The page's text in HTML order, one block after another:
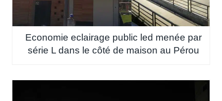
Economie eclairage public led menée par
série L dans le côté de maison au Pérou